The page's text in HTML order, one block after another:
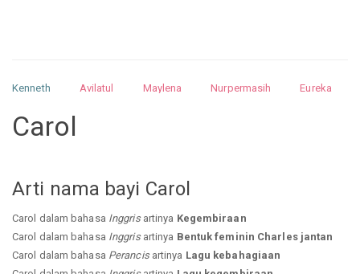
Kenneth Avilatul Maylena Nurpermasih
Eureka
Nurhilman
Carol
Arti nama bayi Carol
Carol dalam bahasa Inggrisartinya Kegembiraan
Carol dalam bahasa Inggrisartinya Bentuk feminin Charles jantan
Carol dalam bahasa Perancisartinya Lagu kebahagiaan